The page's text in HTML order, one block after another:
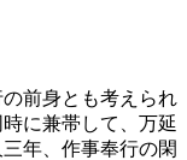
前身とも考えられ
に兼帯して、万延
年、作事奉行の閑